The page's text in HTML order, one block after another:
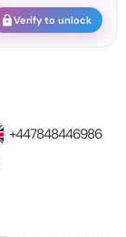
Verify to unlock
+447848446986